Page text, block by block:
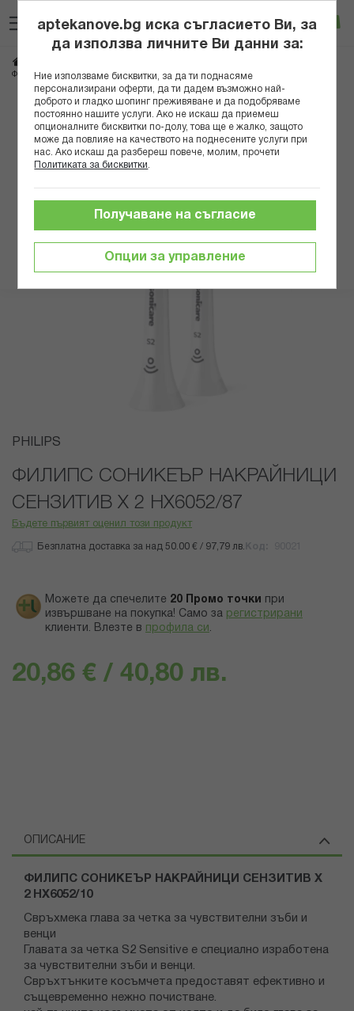
към
съдържанието
Вход
ФИЛИПС СОНИКЕЪР НАКРАЙНИЦИ СЕНЗИТИВ Х 2 HX6052/87
Преминете
края
Преминете
началото
галерия
със
PHILIPS
ФИЛИПС СОНИКЕЪР НАКРАЙНИЦИ
СЕНЗИТИВ Х 2 HX6052/87
Бъдете първият оценил този продукт
Безплатна доставка за над 50.00 € / 97,79 лв.
Можете да спечелите 20 Промо точки
при
извършване на покупка! Само за регистрирани
клиенти. Влезте в профила си .
20,86 € / 40,80 лв.
ОПИСАНИЕ
ФИЛИПС СОНИКЕЪР НАКРАЙНИЦИ СЕНЗИТИВ Х
2 HX6052/10
Свръхмека глава за четка за чувствителни зъби и
венци
Главата за четка S2 Sensitive е специално изработена
за чувствителни зъби и венци.
Свръхтънките косъмчета предоставят ефективно и
същевременно нежно почистване.
aptekanove.bg иска съгласието Ви, за
да използва личните Ви данни за:
Ние използваме бисквитки, за да ти поднасяме
персонализирани оферти, да ти дадем възможно най-
доброто и гладко шопинг преживяване и да подобряваме
постоянно нашите услуги. Ако не искаш да приемеш
опционалните бисквитки по-долу, това ще е жалко, защото
може да повлияе на качеството на поднесените услуги при
нас. Ако искаш да разбереш повече, молим, прочети
Политиката за бисквитки
Опции за управление
Получаване на съгласие